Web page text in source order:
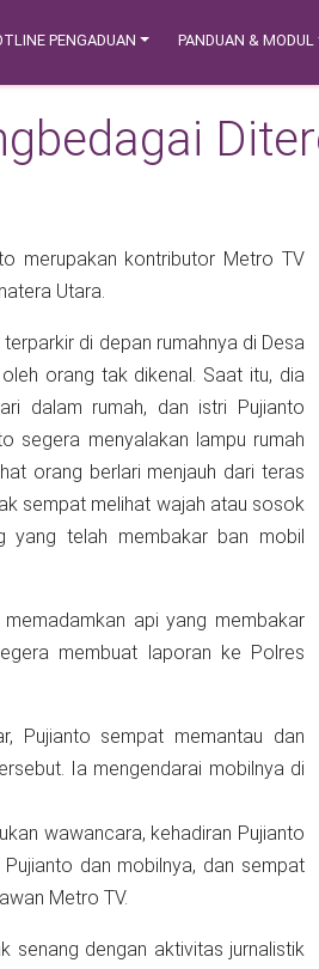
PENGADUAN PANDUAN & MODUL
merupakan kontributor Metro TV
Utara.
orang tak dikenal. Saat itu, dia
dalam rumah, dan istri Pujianto
segera menyalakan lampu rumah
orang berlari menjauh dari teras
sempat melihat wajah atau sosok
yang telah membakar ban mobil
api yang membakar
membuat laporan ke Polres
Pujianto sempat memantau dan
Ia mengendarai mobilnya di
wawancara, kehadiran Pujianto
dan mobilnya, dan sempat
Metro TV.
senang dengan aktivitas jurnalistik